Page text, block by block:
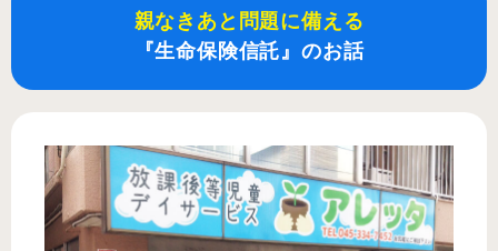
親なきあと問題に備える
『生命保険信託』のお話